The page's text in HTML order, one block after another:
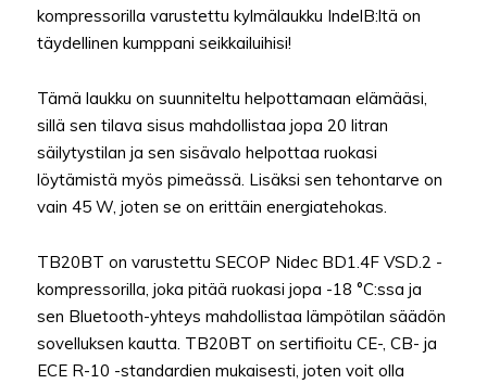
kompressorilla varustettu kylmälaukku IndelB:ltä on
täydellinen kumppani seikkailuihisi!
Tämä laukku on suunniteltu helpottamaan elämääsi,
sillä sen tilava sisus mahdollistaa jopa 20 litran
säilytystilan ja sen sisävalo helpottaa ruokasi
löytämistä myös pimeässä. Lisäksi sen tehontarve on
vain 45 W, joten se on erittäin energiatehokas.
TB20BT on varustettu SECOP Nidec BD1.4F VSD.2 -
kompressorilla, joka pitää ruokasi jopa -18 °C:ssa ja
sen Bluetooth-yhteys mahdollistaa lämpötilan säädön
sovelluksen kautta. TB20BT on sertifioitu CE-, CB- ja
ECE R-10 -standardien mukaisesti, joten voit olla